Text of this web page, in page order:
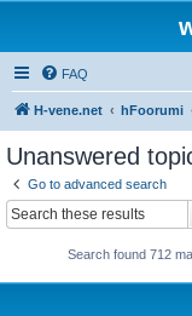
FAQ
H-vene.net hFoorumi
Unanswered
Go to advanced search
Search found 712